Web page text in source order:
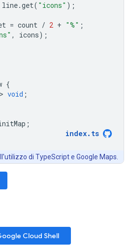
line.get( "icons" );
= count / 2 + "%" ;
, icons);
{
> void ;
;
index. ts
di TypeScript e Google Maps.
Cloud Shell